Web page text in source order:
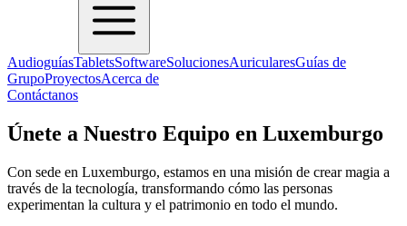
AudioguíasTabletsSoftwareSolucionesAuricularesGuías de
GrupoProyectosAcerca de
Contáctanos
Únete a Nuestro Equipo en Luxemburgo
Con sede en Luxemburgo, estamos en una misión de crear magia a
través de la tecnología, transformando cómo las personas
experimentan la cultura y el patrimonio en todo el mundo.